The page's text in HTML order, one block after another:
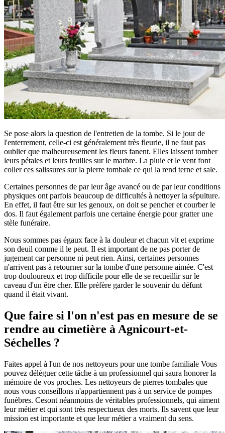
Se pose alors la question de l'entretien de la tombe. Si le jour de
l'enterrement, celle-ci est généralement très fleurie, il ne faut pas
oublier que malheureusement les fleurs fanent. Elles laissent tomber
leurs pétales et leurs feuilles sur le marbre. La pluie et le vent font
coller ces salissures sur la pierre tombale ce qui la rend terne et sale.
Certaines personnes de par leur âge avancé ou de par leur conditions
physiques ont parfois beaucoup de difficultés à nettoyer la sépulture.
En effet, il faut être sur les genoux, on doit se pencher et courber le
dos. Il faut également parfois une certaine énergie pour gratter une
stèle funéraire.
Nous sommes pas égaux face à la douleur et chacun vit et exprime
son deuil comme il le peut. Il est important de ne pas porter de
jugement car personne ni peut rien. Ainsi, certaines personnes
n'arrivent pas à retourner sur la tombe d'une personne aimée. C'est
trop douloureux et trop difficile pour elle de se recueillir sur le
caveau d'un être cher. Elle préfère garder le souvenir du défunt
quand il était vivant.
Que faire si l'on n'est pas en mesure de se
rendre au cimetière à Agnicourt-et-
Séchelles ?
Faites appel à l'un de nos nettoyeurs pour une tombe familiale Vous
pouvez déléguer cette tâche à un professionnel qui saura honorer la
mémoire de vos proches. Les nettoyeurs de pierres tombales que
nous vous conseillons n'appartiennent pas à un service de pompes
funèbres. Cesont néanmoins de véritables professionnels, qui aiment
leur métier et qui sont très respectueux des morts. Ils savent que leur
mission est importante et que leur métier a vraiment du sens.